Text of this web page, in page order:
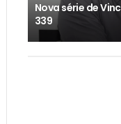
Nova série de
339